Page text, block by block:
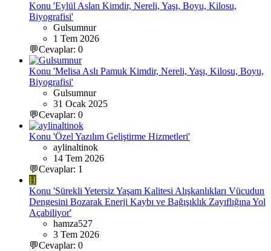
Konu 'Eylül Aslan Kimdir, Nereli, Yaşı, Boyu, Kilosu,
Biyografisi'
Gulsumnur
1 Tem 2026
💬Cevaplar: 0
Konu 'Melisa Aslı Pamuk Kimdir, Nereli, Yaşı, Kilosu, Boyu,
Biyografisi'
Gulsumnur
31 Ocak 2025
💬Cevaplar: 0
Konu 'Özel Yazılım Geliştirme Hizmetleri'
aylinaltinok
14 Tem 2026
💬Cevaplar: 1
H
Konu 'Sürekli Yetersiz Yaşam Kalitesi Alışkanlıkları Vücudun
Dengesini Bozarak Enerji Kaybı ve Bağışıklık Zayıflığına Yol
Açabiliyor'
hamza527
3 Tem 2026
💬Cevaplar: 0